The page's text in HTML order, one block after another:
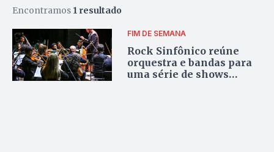
Encontramos 1 resultado
FIM DE SEMANA
Rock Sinfônico reúne
orquestra e bandas para
uma série de shows